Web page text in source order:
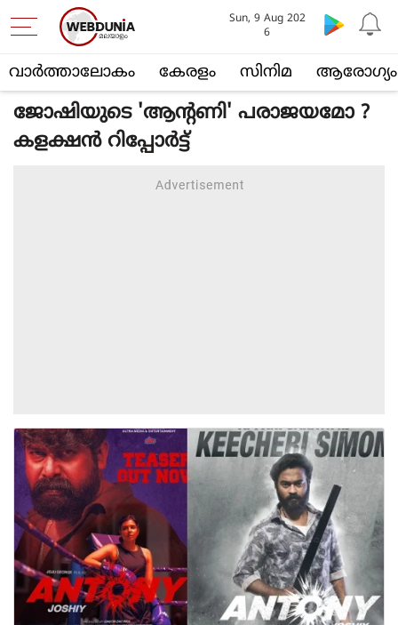
വാര്‍ത്താലോകം കേരളം സിനിമ ആരോഗ്യം
Sun, 9 Aug 202
6
ജോഷിയുടെ 'ആന്റണി' പരാജയമോ ?
കളക്ഷന്‍ റിപ്പോര്‍ട്ട്